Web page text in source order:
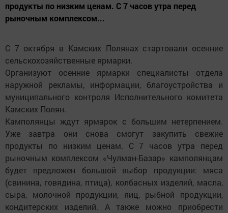
продукты по низким ценам. С 7 часов утра перед
рыночным комплексом...
С 7 октября в Камских Полянах стартовали осенние
сельскохозяйственные ярмарки.
Организуют осенние ярмарки специалисты отдела
наружной рекламы, информации, благоустройства и
муниципального контроля Исполнительного комитета
Камских Полян.
Камполянцы ждут ярмарок с большим нетерпением.
Уже завтра они снова смогут закупить свежие
продукты по низким ценам. С 7 часов утра перед
рыночным комплексом «Чулман-Базар» камполянцам
будет предложен большой выбор продукции: мяса
(свинина, говядина, птица), колбасных изделий, масла,
сыра, молочной продукции, яиц, рыбной продукции,
кондитерских изделий. А также можно приобрести